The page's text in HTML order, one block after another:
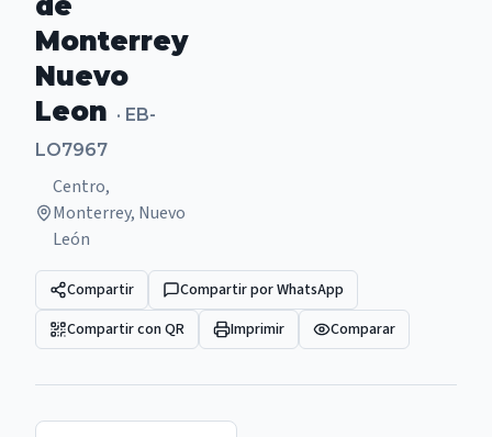
Monterrey
Nuevo
Leon · EB-
LO7967
Centro,
Monterrey, Nuevo
León
Compartir
Compartir por WhatsApp
Compartir con QR
Imprimir Comparar